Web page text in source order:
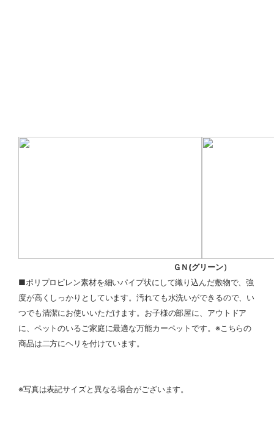
ＧＮ(グリーン）
■ポリプロピレン素材を細いパイプ状にして織り込んだ敷物で、強
度が高くしっかりとしています。汚れても水洗いができるので、い
つでも清潔にお使いいただけます。お子様の部屋に、アウトドア
に、ペットのいるご家庭に最適な万能カーペットです。※こちらの
商品は二方にヘリを付けています。
※写真は表記サイズと異なる場合がございます。